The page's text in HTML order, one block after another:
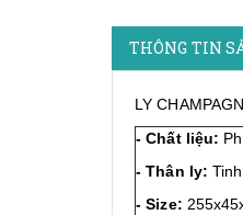
THÔNG TIN
LY
- Chất liệu:
- Thân ly:
- Size: